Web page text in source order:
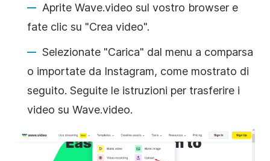
Aprite Wave.video sul vostro browser e
fate clic su "Crea video".
Selezionate "Carica" dal menu a comparsa
o importate da Instagram, come mostrato di
seguito. Seguite le istruzioni per trasferire i
video su Wave.video.